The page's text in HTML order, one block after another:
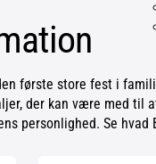
første store fest i
der kan være med
personlighed. Se